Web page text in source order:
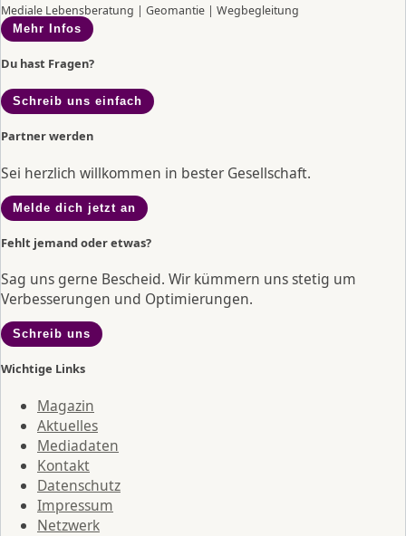
Mediale Lebensberatung | Geomantie | Wegbegleitung
Mehr Infos
Du hast Fragen?
Schreib uns einfach
Partner werden
Sei herzlich willkommen in bester Gesellschaft.
Melde dich jetzt an
Fehlt jemand oder etwas?
Sag uns gerne Bescheid. Wir kümmern uns stetig um
Verbesserungen und Optimierungen.
Schreib uns
Wichtige Links
Magazin
Aktuelles
Mediadaten
Kontakt
Datenschutz
Impressum
Netzwerk